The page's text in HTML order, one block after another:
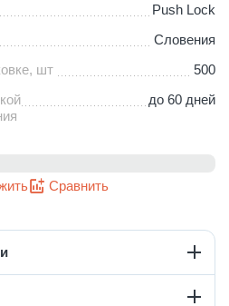
Push Lock
Словения
шт
500
до 60 дней
Сравнить